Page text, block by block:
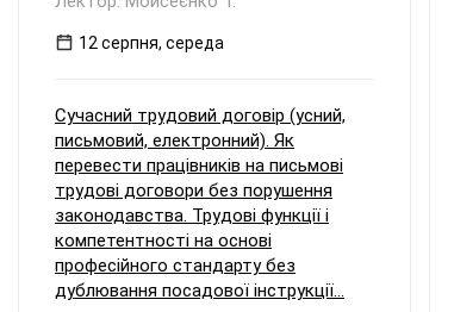
12 серпня, середа
Сучасний трудовий договір (усний,
письмовий, електронний). Як
перевести працівників на письмові
трудові договори без порушення
законодавства. Трудові функції і
компетентності на основі
професійного стандарту без
дублювання посадової інструкції...